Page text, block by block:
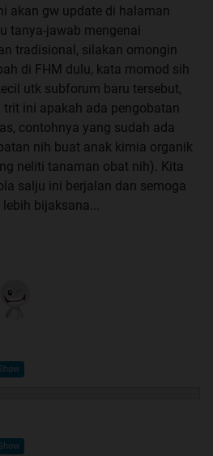
akan gw update di halaman
tanya-jawab mengenai
tradisional, silakan omongin
di FHM dulu, kata momod sih
utk subforum baru tersebut,
ini apakah ada pengobatan
contohnya yang sudah ada
nih buat anak kimia organik
neliti tanaman obat nih). Kita
salju ini berjalan dan semoga
bijaksana...